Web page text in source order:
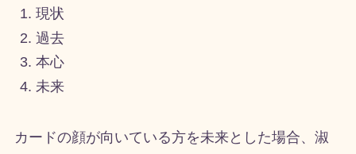
現状
過去
本心
未来
カードの顔が向いている方を未来とした場合、淑